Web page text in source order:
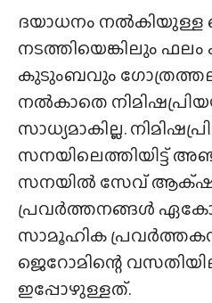
ദയാധനം നൽകിയുള്ള
നടത്തിയെങ്കിലും ഫലം
കുടുംബവും
നൽകാതെ
സാധ്യമാകില്ല.
സനയിലെത്തിയിട്ട്
സനയിൽ സേവ്
പ്രവർത്തനങ്ങൾ
സാമൂഹിക
ജെറോമിന്റെ
ഇപ്പോഴുള്ളത്.